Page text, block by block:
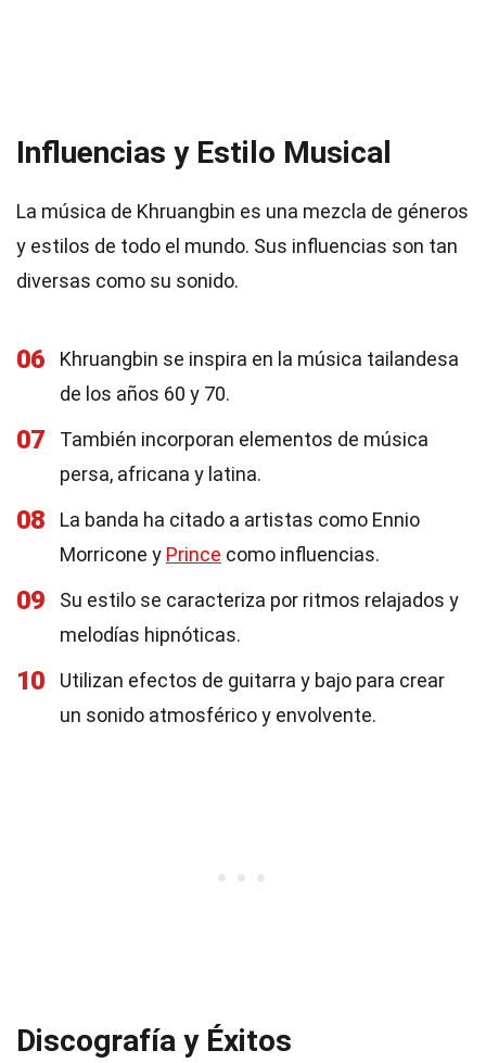
Influencias y Estilo Musical
La música de Khruangbin es una mezcla de géneros
y estilos de todo el mundo. Sus influencias son tan
diversas como su sonido.
06
Khruangbin se inspira en la música tailandesa
de los años 60 y 70.
07
También incorporan elementos de música
persa, africana y latina.
08
La banda ha citado a artistas como Ennio
Morricone y Prince como influencias.
09
Su estilo se caracteriza por ritmos relajados y
melodías hipnóticas.
10
Utilizan efectos de guitarra y bajo para crear
un sonido atmosférico y envolvente.
Discografía y Éxitos